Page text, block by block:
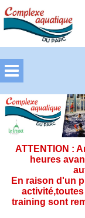
ATTENTION :
heures
En raison d'un
training sont